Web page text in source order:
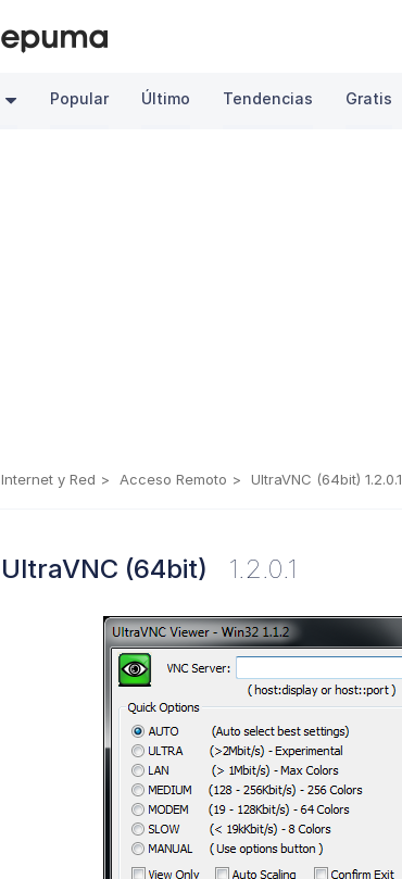
Popular Último Tendencias Gratis
Internet y Red Acceso Remoto UltraVNC (64bit) 1.2.0.1
UltraVNC (64bit) 1.2.0.1